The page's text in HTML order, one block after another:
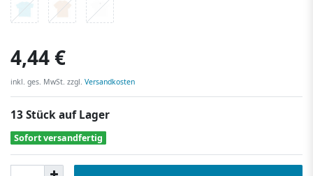
4,44 €
inkl. ges. MwSt. zzgl. Versandkosten
13 Stück auf Lager
Sofort versandfertig